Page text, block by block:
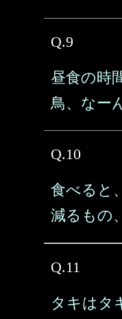
Q.9
昼食の時
鳥、なー
Q.10
食べると
減るもの
Q.11
タキはタ